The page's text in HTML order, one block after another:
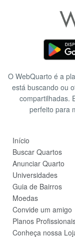
O WebQuarto é a
está buscando ou
compartilhadas.
perfeito para
Início
Buscar Quartos
Anunciar Quarto
Universidades
Guia de Bairros
Moedas
Convide um amigo
Planos
Conheça nossa